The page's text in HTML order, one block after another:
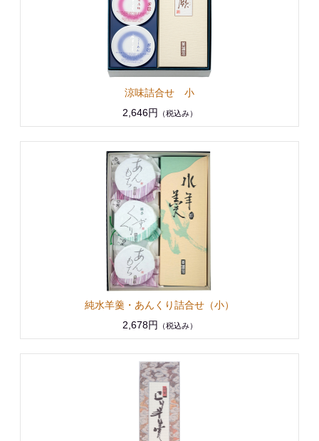
涼味詰合せ 小
2,646円
（税込み）
純水羊羹・あんくり詰合せ（小）
2,678円
（税込み）